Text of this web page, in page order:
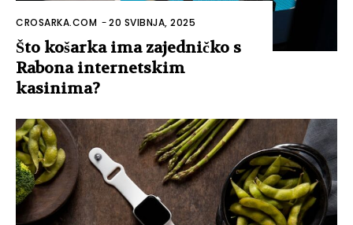
CROSARKA.COM -20 SVIBNJA, 2025
Što košarka ima zajedničko s
Rabona internetskim
kasinima?